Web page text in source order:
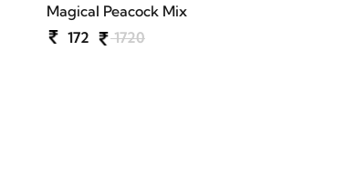
Magical Peacock Mix
172
1720